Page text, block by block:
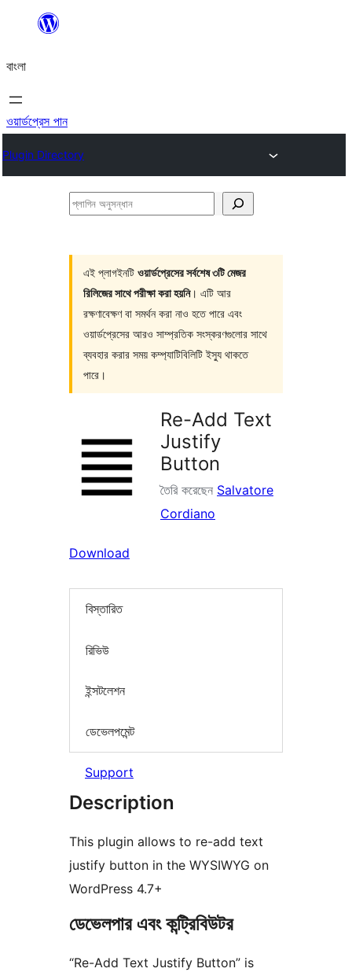
যান
বাংলা
ওয়ার্ডপ্রেস পান
Plugin Directory
প্লাগিন
এই প্লাগইনটি ওয়ার্ডপ্রেসের সর্বশেষ ৩টি মেজর
রিলিজের সাথে পরীক্ষা করা হয়নি। এটি আর
রক্ষণাবেক্ষণ বা সমর্থন করা নাও হতে পারে এবং
ওয়ার্ডপ্রেসের আরও সাম্প্রতিক সংস্করণগুলোর সাথে
ব্যবহার করার সময় কম্প্যাটিবিলিটি ইস্যু থাকতে
পারে।
Re-Add Text
Justify
Button
তৈরি করেছেন Salvatore
Cordiano
Download
বিস্তারিত
রিভিউ
ইন্সটলেশন
ডেভেলপমেন্ট
Support
Description
This plugin allows to re-add text
justify button in the WYSIWYG on
WordPress 4.7+
ডেভেলপার এবং কন্ট্রিবিউটর
“Re-Add Text Justify Button” is